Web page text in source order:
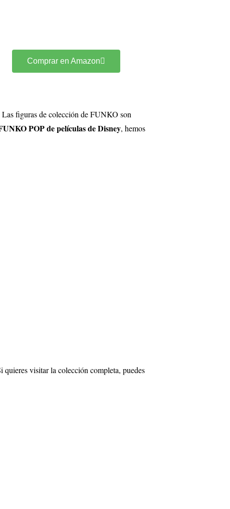
Comprar en Amazon
Las figuras de colección de FUNKO son
POP de películas de Disney, hemos
visitar la colección completa, puedes